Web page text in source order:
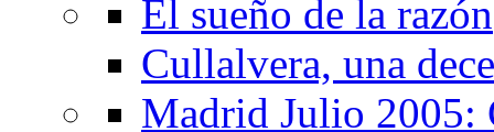
El sueño de la razón
Cullalvera, una
Madrid Julio 2005: